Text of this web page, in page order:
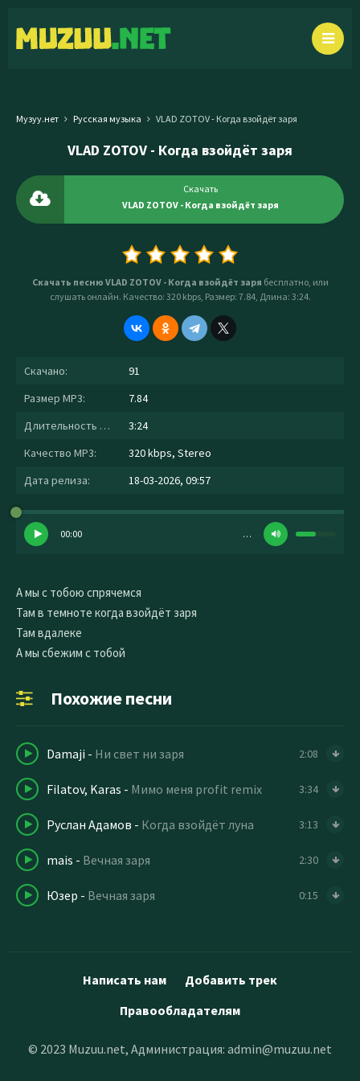
Музуу.нет Русская музыка VLAD ZOTOV - Когда взойдёт заря
VLAD ZOTOV - Когда взойдёт заря
Скачать
VLAD ZOTOV - Когда взойдёт заря
Скачать песню VLAD ZOTOV - Когда взойдёт заря бесплатно, или
слушать онлайн. Качество: 320 kbps, Размер: 7.84, Длина: 3:24.
Скачано:
91
Размер MP3:
7.84
Длительность MP3:
3:24
Качество MP3:
320 kbps, Stereo
Дата релиза:
18-03-2026, 09:57
00:00 …
А мы с тобою спрячемся
Там в темноте когда взойдёт заря
Там вдалеке
А мы сбежим с тобой
Похожие песни
Damaji - Ни свет ни заря 2:08
Filatov, Karas - Мимо меня profit remix 3:34
Руслан Адамов - Когда взойдёт луна 3:13
mais - Вечная заря 2:30
Юзер - Вечная заря 0:15
Написать нам
Добавить трек
Правообладателям
© 2023 Muzuu.net, Администрация: admin@muzuu.net